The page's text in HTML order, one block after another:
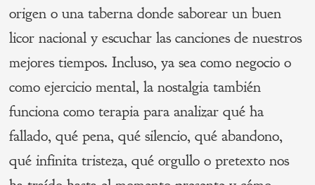
origen o una taberna donde saborear un buen
licor nacional y escuchar las canciones de nuestros
mejores tiempos. Incluso, ya sea como negocio o
como ejercicio mental, la nostalgia también
funciona como terapia para analizar qué ha
fallado, qué pena, qué silencio, qué abandono,
qué infinita tristeza, qué orgullo o pretexto nos